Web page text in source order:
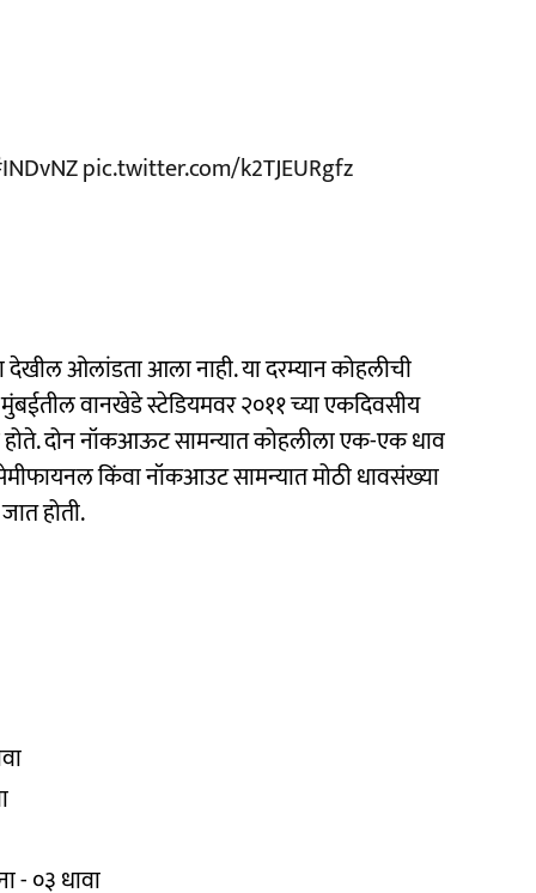
pic.twitter.com/k2TJEURgfz
देखील ओलांडता आला नाही. या दरम्यान कोहलीची
वानखेडे स्टेडियमवर २०११ च्या एकदिवसीय
होते. दोन नॉकआऊट सामन्यात कोहलीला एक-एक धाव
किंवा नॉकआउट सामन्यात मोठी धावसंख्या
होती.
- ०३ धावा